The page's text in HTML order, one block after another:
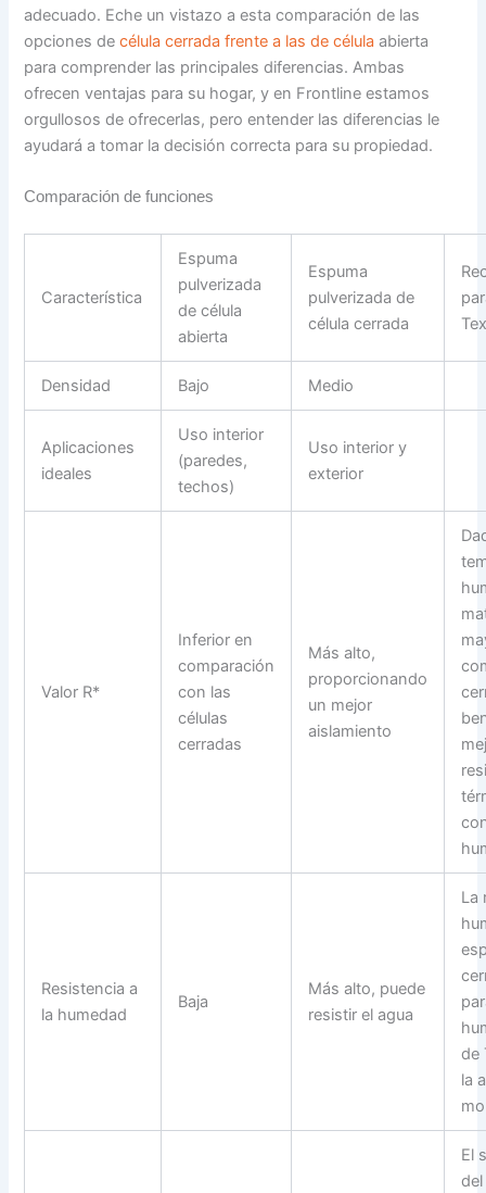
adecuado. Eche un vistazo a esta comparación de las
opciones de célula cerrada frente a las de célula abierta
para comprender las principales diferencias. Ambas
ofrecen ventajas para su hogar, y en Frontline estamos
orgullosos de ofrecerlas, pero entender las diferencias le
ayudará a tomar la decisión correcta para su propiedad.
Comparación de funciones
Característica
Espuma
pulverizada
de célula
abierta
Espuma
pulverizada de
célula cerrada
Densidad Bajo Medio
Aplicaciones
ideales
Uso interior
(paredes,
techos)
Uso interior y
exterior
Valor R*
Inferior en
comparación
con las
células
cerradas
Más alto,
proporcionando
un mejor
aislamiento
Resistencia a
la humedad
Baja
Más alto, puede
resistir el agua
La
de
la
El